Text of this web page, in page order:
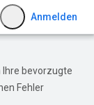
Anmelden
Ihre bevorzugte
Fehler